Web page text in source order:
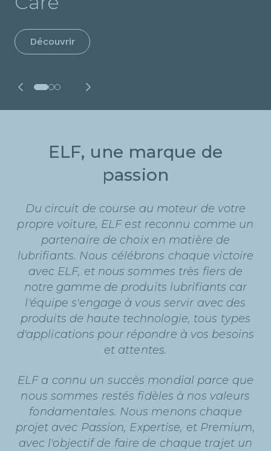
Découvrir
Pour en savoir plus
ELF, une marque de
passion
Du circuit de course au moteur de votre
propre voiture, ELF est reconnu comme un
partenaire de choix en matière de
lubrifiants. Nous célébrons chaque victoire
avec ELF, et nous sommes très fiers de
notre gamme de produits lubrifiants car
l'équipe s'engage à vous servir avec des
produits de haute technologie, tous types
d'applications pour répondre à vos besoins
et attentes.
ELF a connu un succès mondial parce que
nous sommes restés fidèles à nos valeurs
fondamentales. Nous menons chaque
projet avec Passion, Expertise, et Premium,
avec l'objectif de faire de chaque trajet un